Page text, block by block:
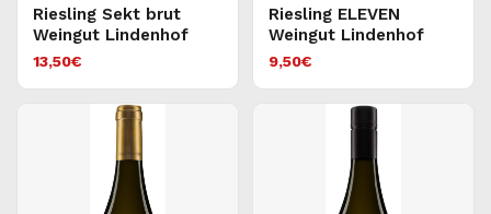
Riesling Sekt brut
Weingut Lindenhof
13,50€
Riesling ELEVEN
Weingut Lindenhof
9,50€